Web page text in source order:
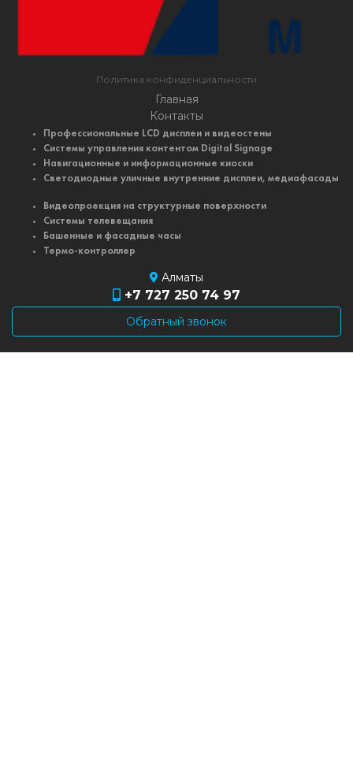
Политика конфиденциальности
Главная
Контакты
Профессиональные LCD дисплеи и видеостены
Системы управления контентом Digital Signage
Навигационные и информационные киоски
Светодиодные уличные внутренние дисплеи, медиафасады
Видеопроекция на структурные поверхности
Системы телевещания
Башенные и фасадные часы
Термо-контроллер
Алматы
+7 727 250 74 97
Обратный звонок